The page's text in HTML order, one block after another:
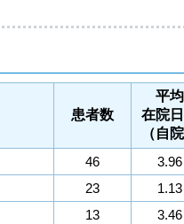
患者数
平均
在院
（自院
46 3.96
23 1.13
13 3.46